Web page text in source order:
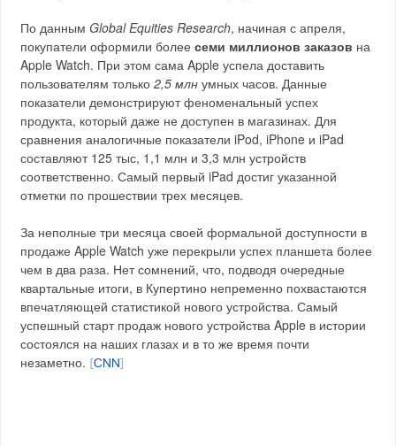
По данным Global Equities Research, начиная с апреля,
покупатели оформили болеесеми миллионов заказов на
Apple Watch. При этом сама Apple успела доставить
пользователям только2,5 млн умных часов. Данные
показатели демонстрируют феноменальный успех
продукта, который даже не доступен в магазинах. Для
сравнения аналогичные показатели iPod, iPhone и iPad
составляют 125 тыс, 1,1 млн и 3,3 млн устройств
соответственно. Самый первый iPad достиг указанной
отметки по прошествии трех месяцев.
За неполные три месяца своей формальной доступности в
продаже Apple Watch уже перекрыли успех планшета более
чем в два раза. Нет сомнений, что, подводя очередные
квартальные итоги, в Купертино непременно похвастаются
впечатляющей статистикой нового устройства. Самый
успешный старт продаж нового устройства Apple в истории
состоялся на наших глазах и в то же время почти
незаметно.
[CNN